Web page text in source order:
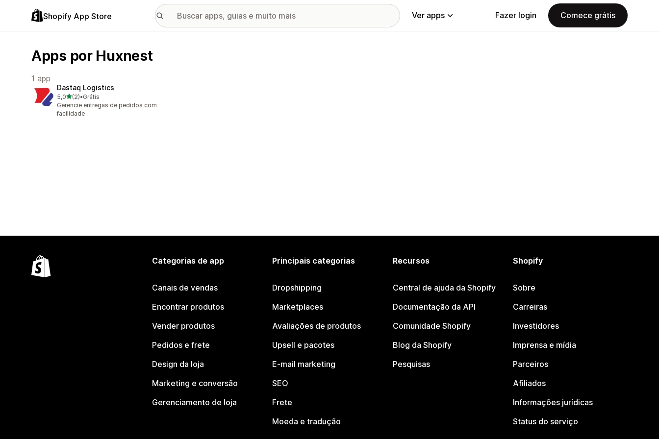
Shopify App Store Ver apps Fazer login Comece grátis
Apps por Huxnest
1 app
Dastaq Logistics
5,0de 5 estrelas
(2)
2 avaliações ao todo
•Grátis
Gerencie entregas de pedidos com
facilidade
Categorias de app
Canais de vendas
Encontrar produtos
Vender produtos
Pedidos e frete
Design da loja
Marketing e conversão
Gerenciamento de loja
Principais categorias
Dropshipping
Marketplaces
Avaliações de produtos
Upsell e pacotes
E-mail marketing
SEO
Frete
Moeda e tradução
Recursos
Central de ajuda da Shopify
Documentação da API
Comunidade Shopify
Blog da Shopify
Pesquisas
Shopify
Sobre
Carreiras
Investidores
Imprensa e mídia
Parceiros
Afiliados
Informações jurídicas
Status do serviço